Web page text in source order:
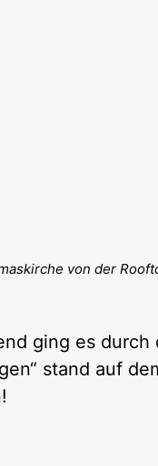
von der
ging es
stand auf